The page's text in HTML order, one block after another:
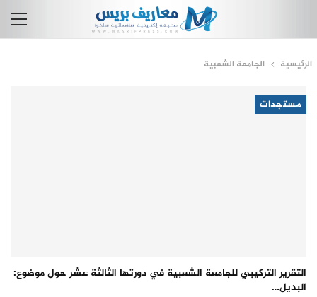
الرئيسية الجامعة الشعبية
مستجدات
التقرير التركيبي للجامعة الشعبية في دورتها الثالثة عشر حول موضوع:
البديل…